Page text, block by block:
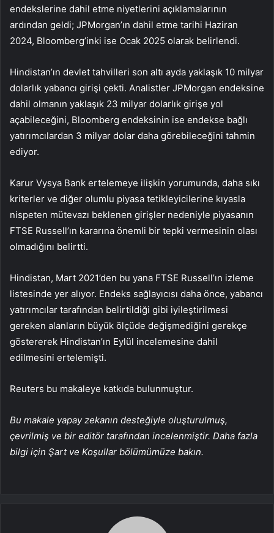
endekslerine dahil etme niyetlerini açıklamalarının
ardından geldi; JPMorgan’ın dahil etme tarihi Haziran
2024, Bloomberg’inki ise Ocak 2025 olarak belirlendi.
Hindistan’ın devlet tahvilleri son altı ayda yaklaşık 10 milyar
dolarlık yabancı girişi çekti. Analistler JPMorgan endeksine
dahil olmanın yaklaşık 23 milyar dolarlık girişe yol
açabileceğini, Bloomberg endeksinin ise endekse bağlı
yatırımcılardan 3 milyar dolar daha görebileceğini tahmin
ediyor.
Karur Vysya Bank ertelemeye ilişkin yorumunda, daha sıkı
kriterler ve diğer olumlu piyasa tetikleyicilerine kıyasla
nispeten mütevazı beklenen girişler nedeniyle piyasanın
FTSE Russell’ın kararına önemli bir tepki vermesinin olası
olmadığını belirtti.
Hindistan, Mart 2021’den bu yana FTSE Russell’ın izleme
listesinde yer alıyor. Endeks sağlayıcısı daha önce, yabancı
yatırımcılar tarafından belirtildiği gibi iyileştirilmesi
gereken alanların büyük ölçüde değişmediğini gerekçe
göstererek Hindistan’ın Eylül incelemesine dahil
edilmesini ertelemişti.
Reuters bu makaleye katkıda bulunmuştur.
Bu makale yapay zekanın desteğiyle oluşturulmuş,
çevrilmiş ve bir editör tarafından incelenmiştir. Daha fazla
bilgi için Şart ve Koşullar bölümümüze bakın.